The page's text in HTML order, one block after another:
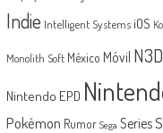
Indie Intelligent Systems iOS
Monolith Soft México Móvil
Nintendo EPD
Pokémon Rumor Sega Series